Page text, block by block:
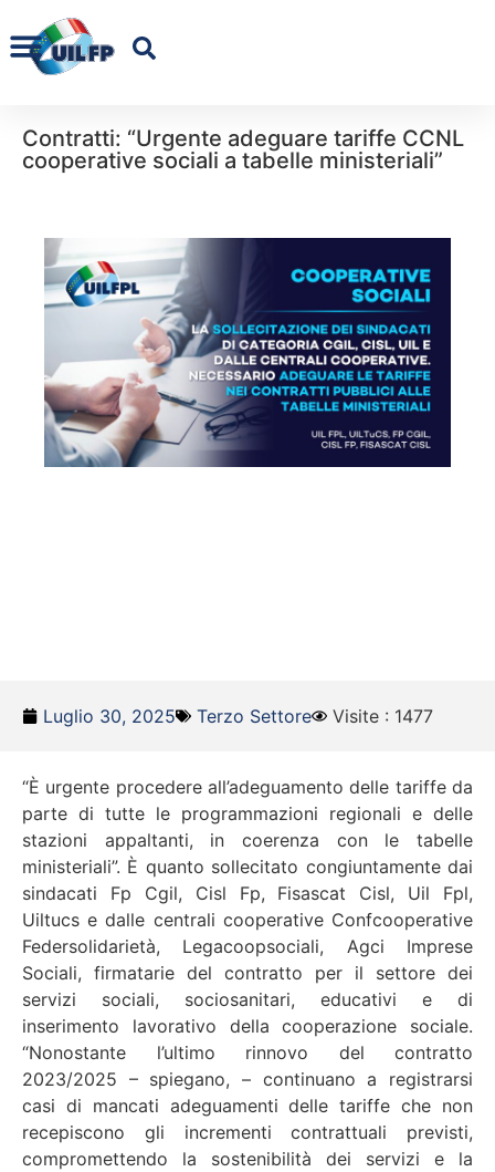
Contratti: “Urgente adeguare tariffe CCNL
cooperative sociali a tabelle ministeriali”
Luglio 30, 2025 Terzo Settore Visite : 1477
“È urgente procedere all’adeguamento delle tariffe da
parte di tutte le programmazioni regionali e delle
stazioni appaltanti, in coerenza con le tabelle
ministeriali”. È quanto sollecitato congiuntamente dai
sindacati Fp Cgil, Cisl Fp, Fisascat Cisl, Uil Fpl,
Uiltucs e dalle centrali cooperative Confcooperative
Federsolidarietà, Legacoopsociali, Agci Imprese
Sociali, firmatarie del contratto per il settore dei
servizi sociali, sociosanitari, educativi e di
inserimento lavorativo della cooperazione sociale.
“Nonostante l’ultimo rinnovo del contratto
2023/2025 – spiegano, – continuano a registrarsi
casi di mancati adeguamenti delle tariffe che non
recepiscono gli incrementi contrattuali previsti,
compromettendo la sostenibilità dei servizi e la